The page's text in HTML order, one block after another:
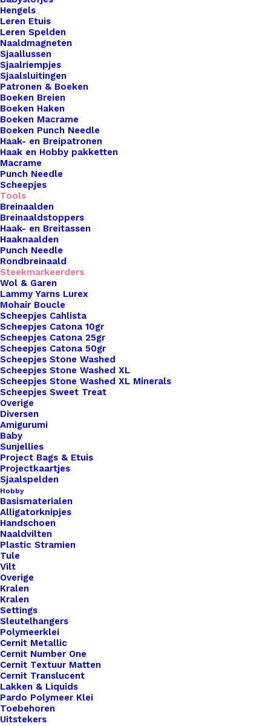
Hengels
Leren Etuis
Leren Spelden
Naaldmagneten
Sjaallussen
Sjaalriempjes
Sjaalsluitingen
Patronen & Boeken
Boeken Breien
Boeken Haken
Boeken Macrame
Boeken Punch Needle
Haak- en Breipatronen
Haak en Hobby pakketten
Macrame
Punch Needle
Scheepjes
Tools
Breinaalden
Breinaaldstoppers
Haak- en Breitassen
Haaknaalden
Punch Needle
Rondbreinaald
Steekmarkeerders
Wol & Garen
Lammy Yarns Lurex
Mohair Boucle
Scheepjes Cahlista
Scheepjes Catona 10gr
Scheepjes Catona 25gr
Scheepjes Catona 50gr
Scheepjes Stone Washed
Scheepjes Stone Washed XL
Scheepjes Stone Washed XL Minerals
Scheepjes Sweet Treat
Overige
Diversen
Amigurumi
Baby
Sunjellies
Project Bags & Etuis
Projectkaartjes
Sjaalspelden
Hobby
Basismaterialen
Alligatorknipjes
Handschoen
Naaldvilten
Plastic Stramien
Tule
Vilt
Overige
Kralen
Kralen
Settings
Sleutelhangers
Polymeerklei
Cernit Metallic
Cernit Number One
Cernit Textuur Matten
Cernit Translucent
Lakken & Liquids
Pardo Polymeer Klei
Toebehoren
Uitstekers
met onze handgemaakte steekmarkeerders, met
liefde gemaakt door De Haakfabriek! Onze
steekmarkeerders zijn niet alleen functioneel,
maar ook een charmant en uniek accent voor al je
haak- en breiprojecten. Met zorgvuldig
geselecteerde materialen en vakmanschap
brengen onze steekmarkeerders een vleugje
creativiteit in je creaties, waardoor het markeren
en volgen van patronen een plezierige ervaring
wordt. Elk stuk is met zorg vervaardigd, met
aandacht voor detail en kwaliteit, waardoor je
kunt vertrouwen op de duurzaamheid en
betrouwbaarheid van onze producten. Ontdek de
handgemaakte magie van De Haakfabriek en voeg
een persoonlijk accent toe aan je handwerk met
onze steekmarkeerders.
9 op voorraad
Steekmarkeerders
Bloemetje
Roze
Goud
2021
aantal
Toevoegen aan winkelwagen
Toevoegen aan verlanglijst
Artikelnummer
Kleur
Veilig betalen
Unieke en kwaliteitsproducten
Nog meer leuks!